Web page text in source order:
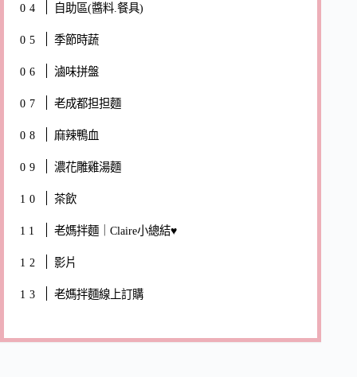
自助區(醬料.餐具)
季節時蔬
滷味拼盤
老成都担担麵
麻辣鴨血
濃花雕雞湯麵
茶飲
老媽拌麵｜Claire小總結♥
影片
老媽拌麵線上訂購